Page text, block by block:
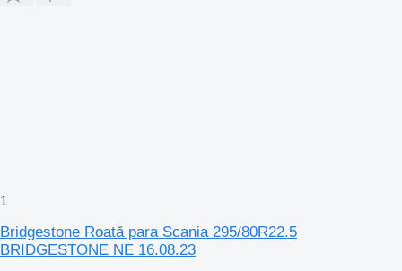
1
Bridgestone Roată para Scania 295/80R22.5
BRIDGESTONE NE 16.08.23